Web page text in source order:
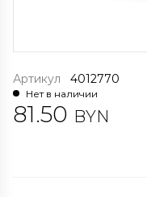
Артикул 4012770
Нет в наличии
81.50 BYN